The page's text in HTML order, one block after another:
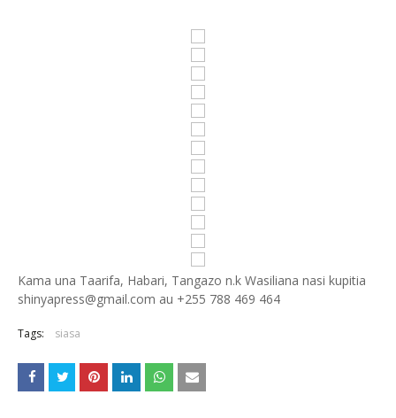
Kama una Taarifa, Habari, Tangazo n.k Wasiliana nasi kupitia
shinyapress@gmail.com au +255 788 469 464
Tags: siasa